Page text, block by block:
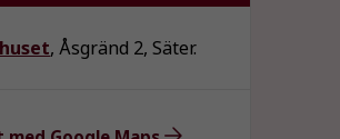
, Åsgränd 2, Säter.